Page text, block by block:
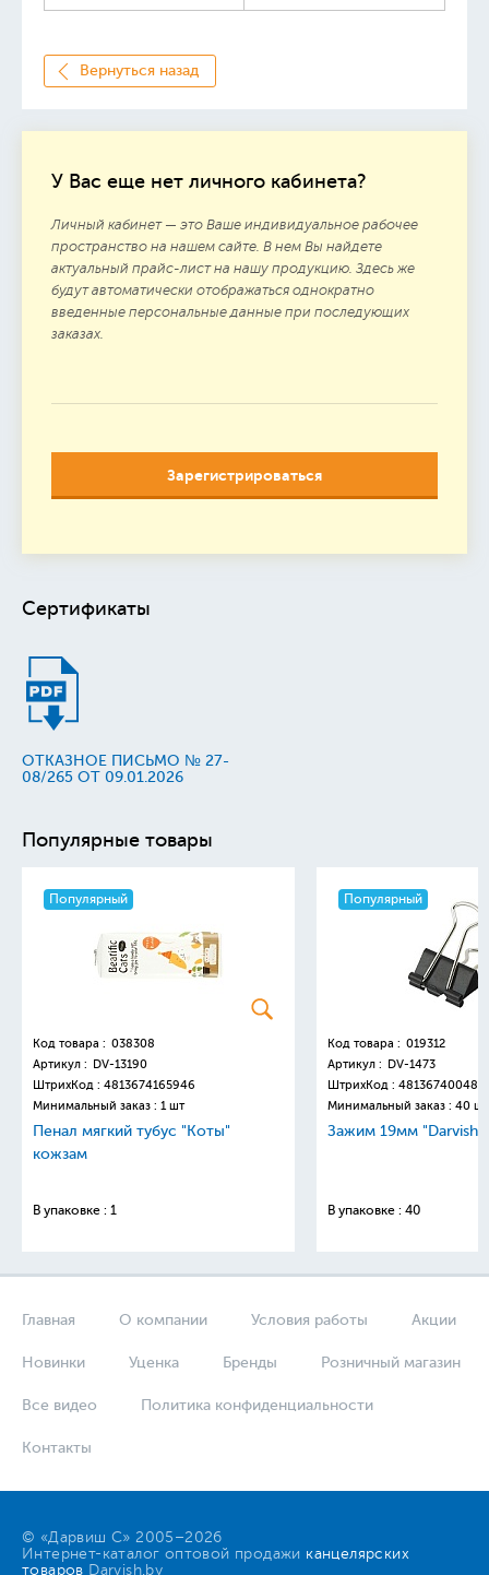
У Вас еще нет личного кабинета?
Личный кабинет — это Ваше индивидуальное рабочее
пространство на нашем сайте. В нем Вы найдете
актуальный прайс-лист на нашу продукцию. Здесь же
будут автоматически отображаться однократно
введенные персональные данные при последующих
заказах.
Зарегистрироваться
Вернуться назад
Сертификаты
ОТКАЗНОЕ ПИСЬМО № 27-
08/265 ОТ 09.01.2026
Популярные товары
Популярный
Код товара : 038308
Артикул : DV-13190
ШтрихКод : 4813674165946
Минимальный заказ : 1 шт
Пенал мягкий тубус "Коты"
кожзам
В упаковке : 1
Популярный
Код товара : 019312
Артикул : DV-1473
ШтрихКод :
Минимальный заказ : 40 шт
Зажим 19мм "Darvish"
В упаковке : 40
Главная О компании Условия работы Акции
Новинки Уценка Бренды Розничный магазин
Все видео Политика конфиденциальности
Контакты
© «Дарвиш С» 2005–2026
Интернет-каталог оптовой продажи канцелярских
товаров Darvish.by